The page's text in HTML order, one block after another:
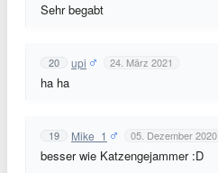
Sehr begabt
20 upi 24. März 2021
ha ha
19 Mike_1 05. Dezember 2020
besser wie Katzengejammer :D